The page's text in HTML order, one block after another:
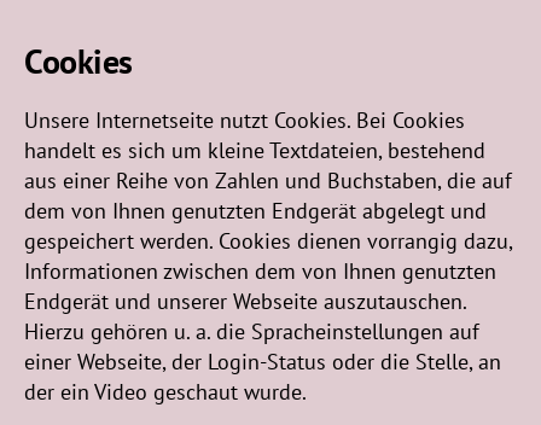
Cookies
Unsere Internetseite nutzt Cookies. Bei Cookies
handelt es sich um kleine Textdateien, bestehend
aus einer Reihe von Zahlen und Buchstaben, die auf
dem von Ihnen genutzten Endgerät abgelegt und
gespeichert werden. Cookies dienen vorrangig dazu,
Informationen zwischen dem von Ihnen genutzten
Endgerät und unserer Webseite auszutauschen.
Hierzu gehören u. a. die Spracheinstellungen auf
einer Webseite, der Login-Status oder die Stelle, an
der ein Video geschaut wurde.